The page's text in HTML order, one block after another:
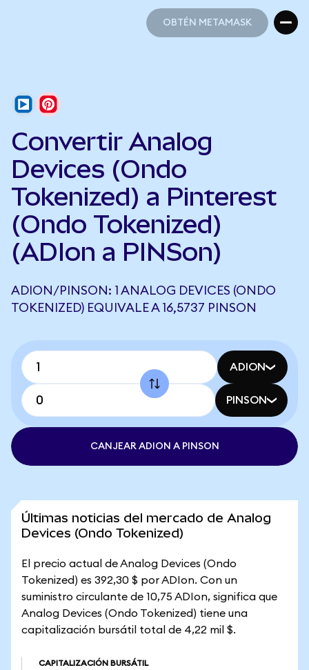
OBTÉN METAMASK
Convertir Analog
Devices (Ondo
Tokenized) a Pinterest
(Ondo Tokenized)
(ADIon a PINSon)
ADION/PINSON: 1 ANALOG DEVICES (ONDO
TOKENIZED) EQUIVALE A 16,5737 PINSON
ADION
PINSON
CANJEAR ADION A PINSON
Últimas noticias del mercado de Analog
Devices (Ondo Tokenized)
El precio actual de Analog Devices (Ondo
Tokenized) es 392,30 $ por ADIon. Con un
suministro circulante de 10,75 ADIon, significa que
Analog Devices (Ondo Tokenized) tiene una
capitalización bursátil total de 4,22 mil $.
CAPITALIZACIÓN BURSÁTIL